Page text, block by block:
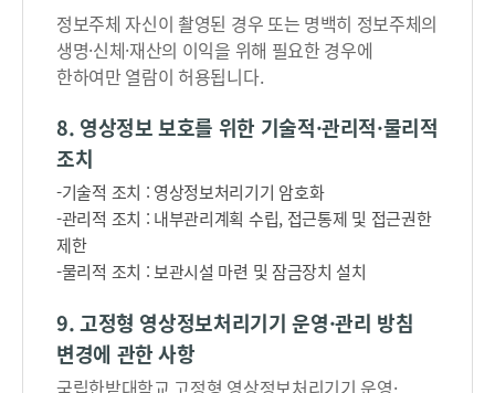
정보주체 자신이 촬영된 경우 또는 명백히 정보주체의
생명·신체·재산의 이익을 위해 필요한 경우에
한하여만 열람이 허용됩니다.
8. 영상정보 보호를 위한 기술적·관리적·물리적
조치
-기술적 조치 : 영상정보처리기기 암호화
-관리적 조치 : 내부관리계획 수립, 접근통제 및 접근권한
제한
-물리적 조치 : 보관시설 마련 및 잠금장치 설치
9. 고정형 영상정보처리기기 운영·관리 방침
변경에 관한 사항
국립한밭대학교 고정형 영상정보처리기기 운영·